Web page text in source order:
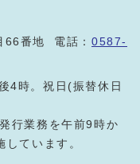
66番地 電話：0587-
4時。祝日(振替休日
行業務を午前9時か
ています。